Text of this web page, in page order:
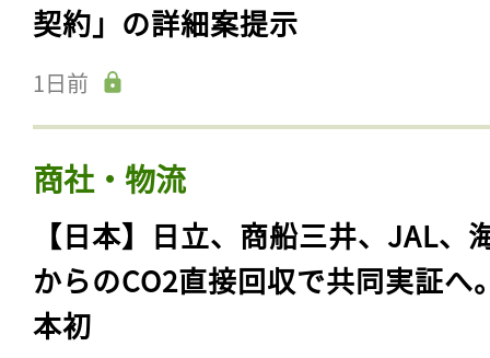
契約」の詳細案提示
1日前
商社・物流
【日本】日立、商船三井、JAL、
からのCO2直接回収で共同実証へ
本初